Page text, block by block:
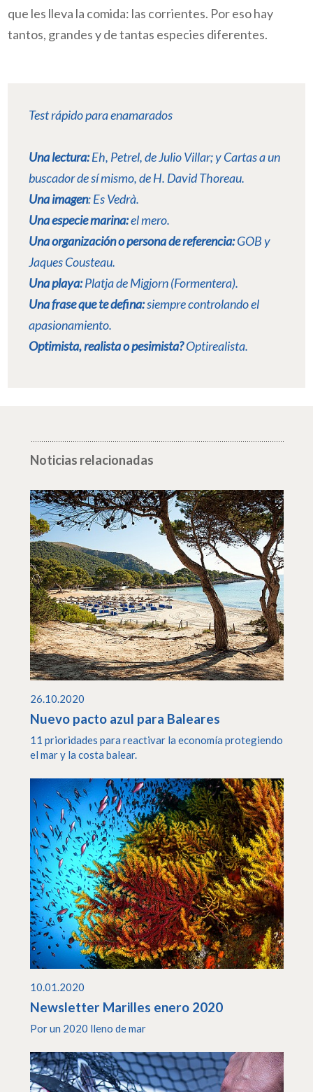
que les lleva la comida: las corrientes. Por eso hay
tantos, grandes y de tantas especies diferentes.
Test rápido paraenamarados
Una lectura:Eh, Petrel,de Julio Villar; yCartas a un
buscador de sí mismo, de H. DavidThoreau.
Una imagen: EsVedrà.
Una especie marina:el mero.
Una organización o persona de referencia:GOBy
JaquesCousteau.
Una playa:Platja de Migjorn (Formentera).
Una frase que te defina:siempre controlando el
apasionamiento.
Optimista, realista o pesimista?Optirealista.
Noticias relacionadas
26.10.2020
Nuevo pacto azul para Baleares
11 prioridades para reactivar la economía protegiendo
el mar y la costa balear.
10.01.2020
Newsletter Marilles enero 2020
Por un 2020 lleno de mar